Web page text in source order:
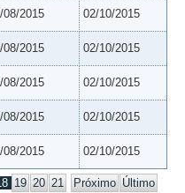
08/2015 02/10/2015
08/2015 02/10/2015
08/2015 02/10/2015
08/2015 02/10/2015
08/2015 02/10/2015
19 20 21 Próximo Último